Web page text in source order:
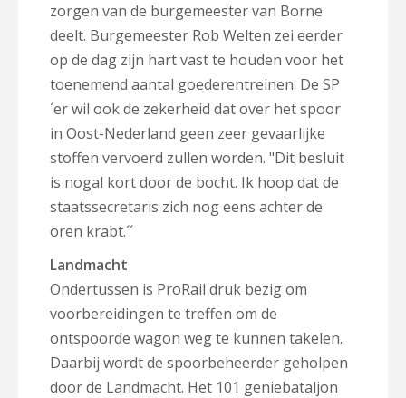
zorgen van de burgemeester van Borne
deelt. Burgemeester Rob Welten zei eerder
op de dag zijn hart vast te houden voor het
toenemend aantal goederentreinen. De SP
´er wil ook de zekerheid dat over het spoor
in Oost-Nederland geen zeer gevaarlijke
stoffen vervoerd zullen worden. "Dit besluit
is nogal kort door de bocht. Ik hoop dat de
staatssecretaris zich nog eens achter de
oren krabt.´´
Landmacht
Ondertussen is ProRail druk bezig om
voorbereidingen te treffen om de
ontspoorde wagon weg te kunnen takelen.
Daarbij wordt de spoorbeheerder geholpen
door de Landmacht. Het 101 geniebataljon